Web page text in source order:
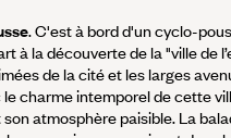
. C'est à bord d'un cyclo-
à la découverte de la "ville de
de la cité et les larges
charme intemporel de cette
atmosphère paisible. La